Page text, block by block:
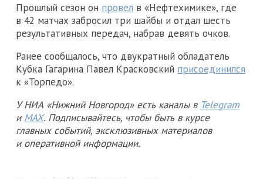
Прошлый сезон он провел в «Нефтехимике», где
в 42 матчах забросил три шайбы и отдал шесть
результативных передач, набрав девять очков.
Ранее сообщалось, что двукратный обладатель
Кубка Гагарина Павел Красковский присоединился
к «Торпедо».
У НИА «Нижний Новгород» есть каналы в Telegram
и MAX. Подписывайтесь, чтобы быть в курсе
главных событий, эксклюзивных материалов
и оперативной информации.